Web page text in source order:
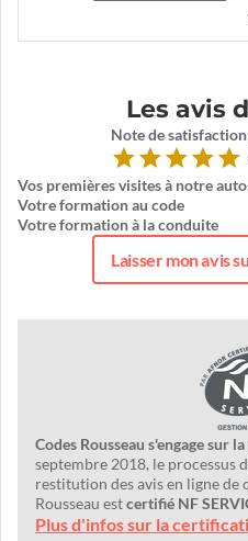
Les avis
Note de
Vos premières visites à notre
Votre formation au code
Votre formation à la conduite
Laisser mon avis
Codes Rousseau s'engage sur
septembre 2018, le processus
restitution des avis en ligne de
Rousseau estcertifié NF
Plus d'infos sur la